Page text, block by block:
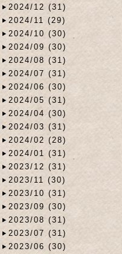
2024/12 (31)
2024/11 (29)
2024/10 (30)
2024/09 (30)
2024/08 (31)
2024/07 (31)
2024/06 (30)
2024/05 (31)
2024/04 (30)
2024/03 (31)
2024/02 (28)
2024/01 (31)
2023/12 (31)
2023/11 (30)
2023/10 (31)
2023/09 (30)
2023/08 (31)
2023/07 (31)
2023/06 (30)